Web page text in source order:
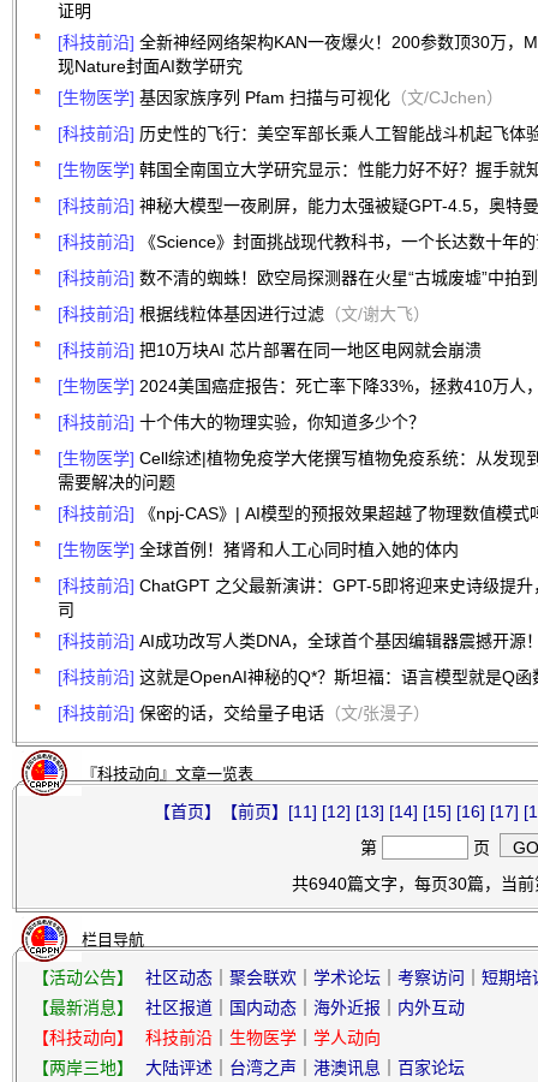
证明
[科技前沿] 全新神经网络架构KAN一夜爆火！200参数顶30万，
现Nature封面AI数学研究
[生物医学] 基因家族序列 Pfam 扫描与可视化 （文/CJchen）
[科技前沿] 历史性的飞行：美空军部长乘人工智能战斗机起飞体
[生物医学] 韩国全南国立大学研究显示：性能力好不好？握手就
[科技前沿] 神秘大模型一夜刷屏，能力太强被疑GPT-4.5，奥特
[科技前沿]
《Science》封面挑战现代教科书，一个长达数十年
[科技前沿] 数不清的蜘蛛！欧空局探测器在火星“古城废墟”中拍
[科技前沿] 根据线粒体基因进行过滤 （文/谢大飞）
[科技前沿] 把10万块AI 芯片部署在同一地区电网就会崩溃
[生物医学] 2024美国癌症报告：死亡率下降33%，拯救410万人
[科技前沿] 十个伟大的物理实验，你知道多少个？
[生物医学] Cell综述|植物免疫学大佬撰写植物免疫系统：从发现
需要解决的问题
[科技前沿]
《npj-CAS》| AI模型的预报效果超越了物理数值模式
[生物医学] 全球首例！猪肾和人工心同时植入她的体内
[科技前沿] ChatGPT 之父最新演讲：GPT-5即将迎来史诗级提
司
[科技前沿] AI成功改写人类DNA，全球首个基因编辑器震撼开源
[科技前沿] 这就是OpenAI神秘的Q*？斯坦福：语言模型就是Q函
[科技前沿] 保密的话，交给量子电话 （文/张漫子）
『科技动向』文章一览表
【首页】 【前页】 [11] [12] [13] [14] [15] [16] [17]
第
页
共6940篇文字，每页30篇，当
栏目导航
【活动公告】 社区动态 聚会联欢 学术论坛 考察访问
短期培
【最新消息】
社区报道 国内动态 海外近报
内外互动
【科技动向】
科技前沿 生物医学
学人动向
【两岸三地】
大陆评述 台湾之声 港澳讯息 百家论坛